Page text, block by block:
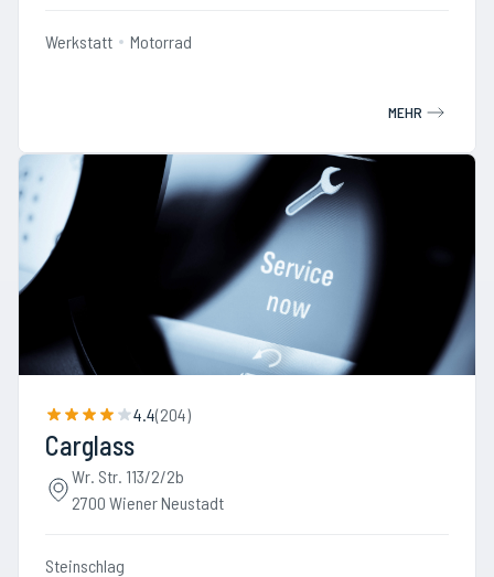
Werkstatt Motorrad
MEHR
4.4(204)
Carglass
Wr. Str. 113/2/2b
2700 Wiener Neustadt
Steinschlag